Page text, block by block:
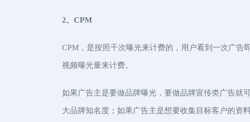
2、CPM
CPM，是按照千次曝光来计费的，用户看到一次广
视频曝光量来计费。
如果广告主是要做品牌曝光，要做品牌宣传类广告就
大品牌知名度；如果广告主是想要收集目标客户的资